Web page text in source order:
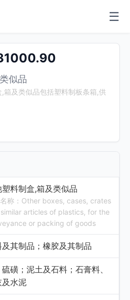
☰
似品
箱及类似品包括塑料制板条箱,供
料制盒,箱及类似品
称：Other boxes, cases, crates
articles of plastics, for the
or packing of goods
及其制品；橡胶及其制品
磺；泥土及石料；石膏料、
及水泥